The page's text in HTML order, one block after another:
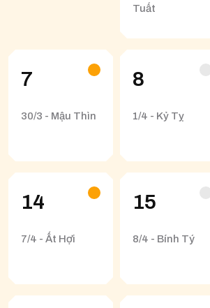
Tuất
7
30/3 - Mậu Thìn
8
1/4 - Kỷ Tỵ
14
7/4 - Ất Hợi
15
8/4 - Bính Tý